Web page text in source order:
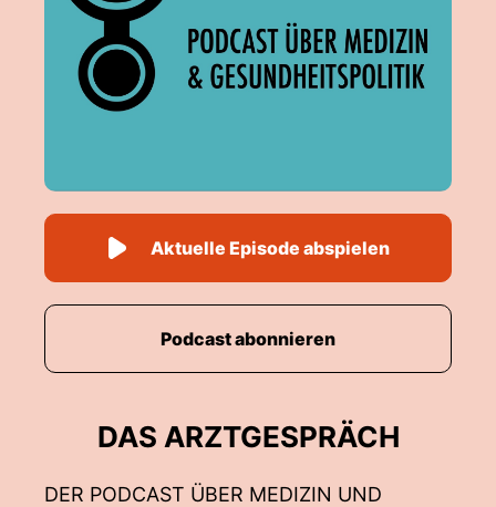
DAS ARZTGESPRÄCH
DER PODCAST ÜBER MEDIZIN UND
Aktuelle Episode abspielen
Podcast abonnieren